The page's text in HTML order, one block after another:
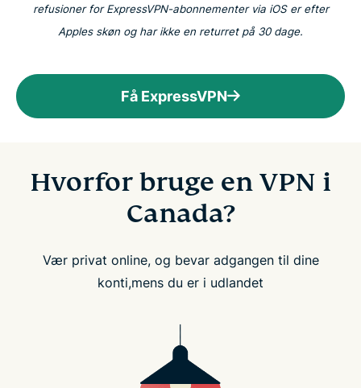
refusioner for ExpressVPN-abonnementer via iOS er efter
Apples skøn og har ikke en returret på 30 dage.
Få ExpressVPN
Hvorfor bruge en VPN i
Canada?
Vær privat online, og bevar adgangen til dine
konti,mens du er i udlandet